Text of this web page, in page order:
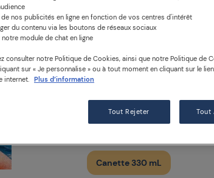
INFORMATIONS
Sanpellegrino CIAO!
douceur de la pêche à
traditions siciliennes,
et des arômes
calorie. Alors détendez-
SANPELLEGRINO® CIAO!
Canette 330 mL
nos publicités en ligne en fonction de vos centres d'intérêt
du contenu via les boutons de réseaux sociaux
module de chat en ligne
consulter notre Politique de Cookies, ainsi que notre Politique de
sur « Je personnalise » ou à tout moment en cliquant sur le
internet. Plus d’information
Tout Rejeter Tout